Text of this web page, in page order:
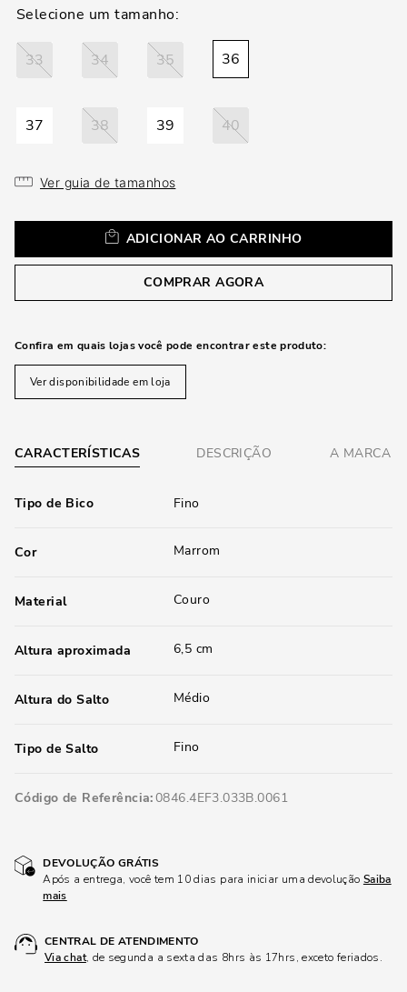
33 34 35 36
37 38 39 40
Ver guia de tamanhos
ADICIONAR AO CARRINHO
COMPRAR AGORA
Confira em quais lojas você pode encontrar este produto:
Ver disponibilidade em loja
CARACTERÍSTICAS DESCRIÇÃO A MARCA
Tipo de Bico Fino
Cor Marrom
Material Couro
Altura aproximada 6,5 cm
Altura do Salto Médio
Tipo de Salto Fino
Código de Referência 0846.4EF3.033B.0061
DEVOLUÇÃO GRÁTIS
Após a entrega, você tem 10 dias para iniciar uma devolução Saiba
mais
CENTRAL DE ATENDIMENTO
Via chat, de segunda a sexta das 8hrs às 17hrs, exceto feriados.